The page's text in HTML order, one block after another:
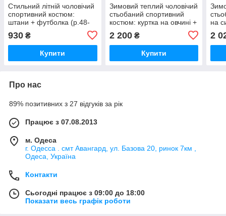
Стильний літній чоловічий
спортивний костюм:
штани + футболка (р.48-
930 ₴
Купити
Зимовий теплий чоловічий
стьобаний спортивний
костюм: куртка на овчині +
Арт-1224/29
2 200₴
Купити
на
2
Про нас
89% позитивних з 27 відгуків за рік
Працює з 07.08.2013
м. Одеса
г. Одесса . смт Авангард, ул. Базова 20, ринок 7км ,
Одеса, Україна
Контакти
Сьогодні працює з 09:00 до 18:00
Показати весь графік роботи